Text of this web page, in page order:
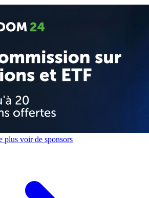
plus voir de sponsors